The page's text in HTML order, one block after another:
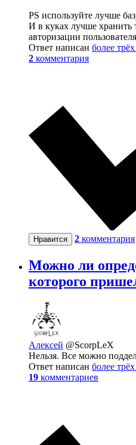
PS используйте лучше
И в куках лучше хранить
авторизации
Ответ написан более
2 комментария
Нравится 2 комментария
Можно ли
которого
Алексей @ScorpLeX
Нельзя. Все можно
Ответ написан более
19 комментариев